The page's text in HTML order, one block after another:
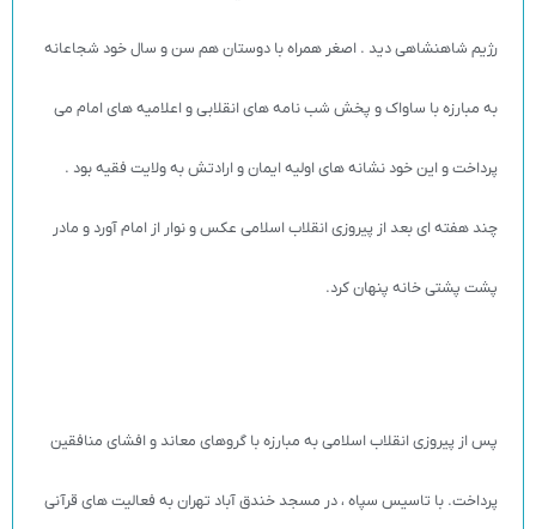
رژیم شاهنشاهی دید . اصغر همراه با دوستان هم سن و سال خود شجاعانه
به مبارزه با ساواک و پخش شب نامه های انقلابی و اعلامیه های امام می
پرداخت و این خود نشانه های اولیه ايمان و ارادتش به ولايت فقيه بود .
چند هفته ای بعد از پیروزی انقلاب اسلامی عکس و نوار از امام آورد و مادر
پشت پشتی خانه پنهان کرد.
پس از پیروزی انقلاب اسلامی به مبارزه با گروهای معاند و افشای منافقین
پرداخت. با تاسیس سپاه ، در مسجد خندق آباد تهران به فعالیت های قرآنی